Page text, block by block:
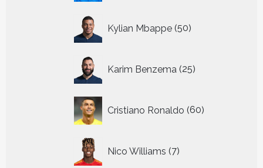
Kylian Mbappe 50
producten
Karim Benzema 25
producten
Cristiano Ronaldo 60
producten
Nico Williams 7
producten